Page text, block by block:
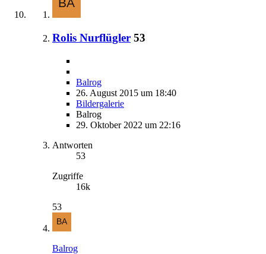
Rolis Nurflügler 53
Balrog
26. August 2015 um 18:40
Bildergalerie
Balrog
29. Oktober 2022 um 22:16
Antworten
53
Zugriffe
16k
53
Balrog